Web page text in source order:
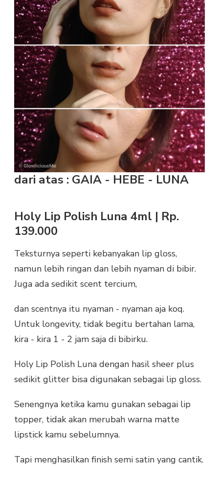
dari atas : GAIA - HEBE - LUNA
Holy Lip Polish Luna 4ml | Rp.
139.000
Teksturnya seperti kebanyakan lip gloss,
namun lebih ringan dan lebih nyaman di bibir.
Juga ada sedikit scent tercium,
dan scentnya itu nyaman - nyaman aja koq.
Untuk longevity, tidak begitu bertahan lama,
kira - kira 1 - 2 jam saja di bibirku.
Holy Lip Polish Luna dengan hasil sheer plus
sedikit glitter bisa digunakan sebagai lip gloss.
Senengnya ketika kamu gunakan sebagai lip
topper, tidak akan merubah warna matte
lipstick kamu sebelumnya.
Tapi menghasilkan finish semi satin yang cantik.